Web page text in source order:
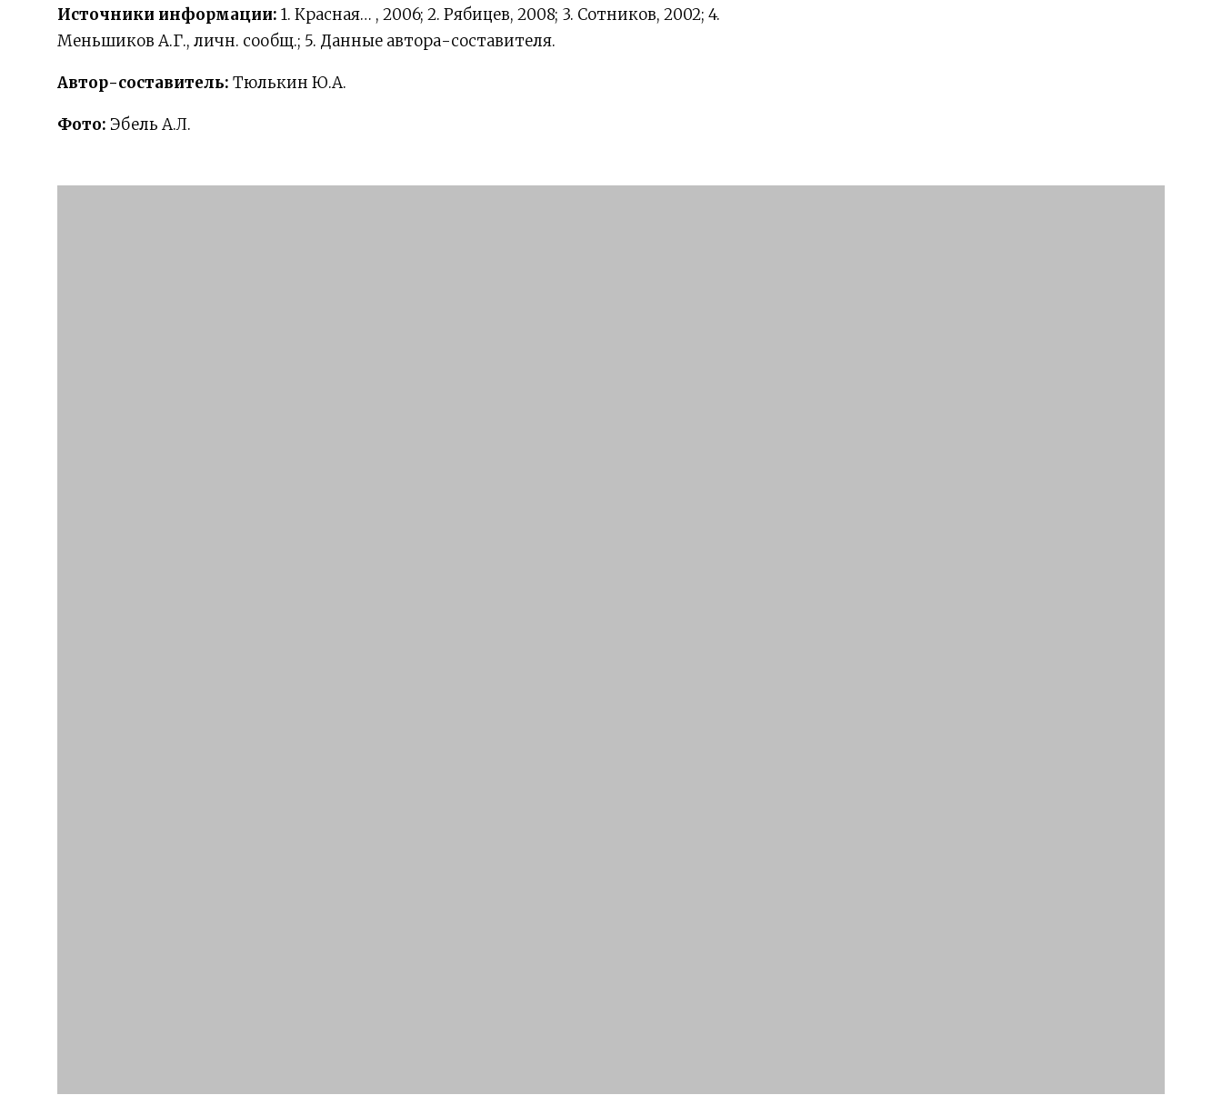
Источники информации: 1. Красная… , 2006; 2. Рябицев, 2008; 3. Сотников, 2002; 4.
Меньшиков А.Г., личн. сообщ.; 5. Данные автора-составителя.
Автор-составитель: Тюлькин Ю.А.
Фото: Эбель А.Л.